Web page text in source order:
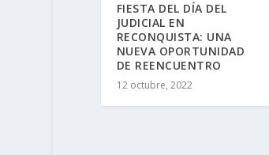
FIESTA DEL DÍA DEL
JUDICIAL EN
RECONQUISTA: UNA
NUEVA OPORTUNIDAD
DE REENCUENTRO
12 octubre, 2022